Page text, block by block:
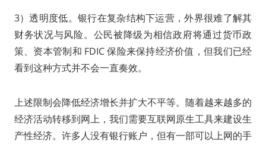
3）透明度低。银行在复杂结构下运营，外界很难了解其
财务状况与风险。公民被降级为相信政府将通过货币政
策、资本管制和 FDIC 保险来保持经济价值，但我们已经
看到这种方式并不会一直奏效。
上述限制会降低经济增长并扩大不平等。随着越来越多的
经济活动转移到网上，我们需要互联网原生工具来建设生
产性经济。许多人没有银行账户，但有一部可以上网的手